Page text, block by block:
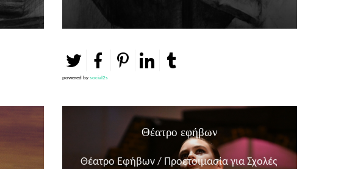
powered by social2s
Θέατρο εφήβων
Θέατρο Εφήβων / Προετοιμασία για Σχολές